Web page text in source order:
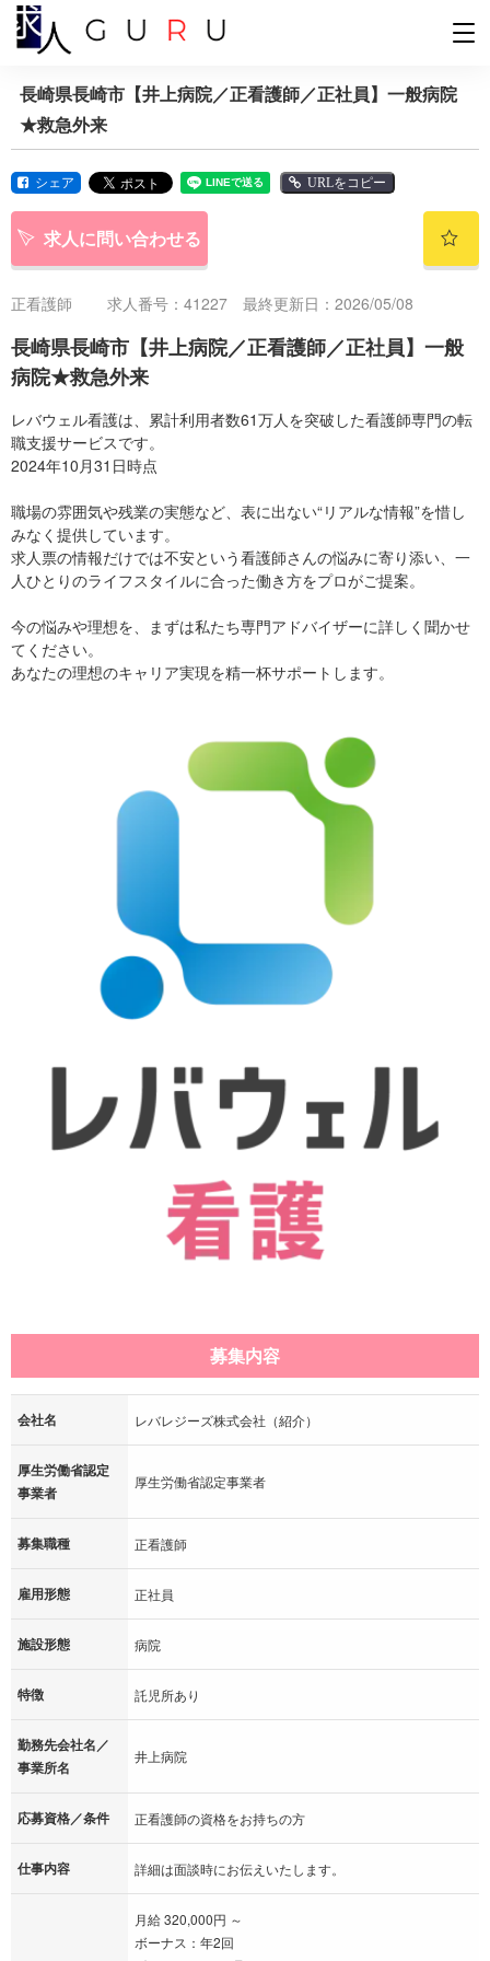
長崎県長崎市【井上病院／正看護師／正社員】一般病院
★救急外来
シェア URLをコピー
求人に問い合わせる
正看護師 求人番号：41227 最終更新日：2026/05/08
長崎県長崎市【井上病院／正看護師／正社員】一般
病院★救急外来
レバウェル看護は、累計利用者数61万人を突破した看護師専門の転
職支援サービスです。
2024年10月31日時点
職場の雰囲気や残業の実態など、表に出ない“リアルな情報”を惜し
みなく提供しています。
求人票の情報だけでは不安という看護師さんの悩みに寄り添い、一
人ひとりのライフスタイルに合った働き方をプロがご提案。
今の悩みや理想を、まずは私たち専門アドバイザーに詳しく聞かせ
てください。
あなたの理想のキャリア実現を精一杯サポートします。
募集内容
会社名 レバレジーズ株式会社（紹介）
厚生労働省認定
事業者
厚生労働省認定事業者
募集職種 正看護師
雇用形態 正社員
施設形態 病院
特徴 託児所あり
勤務先会社名／
事業所名
井上病院
応募資格／条件 正看護師の資格をお持ちの方
仕事内容 詳細は面談時にお伝えいたします。
月給 320,000円 ～
ボーナス：年2回